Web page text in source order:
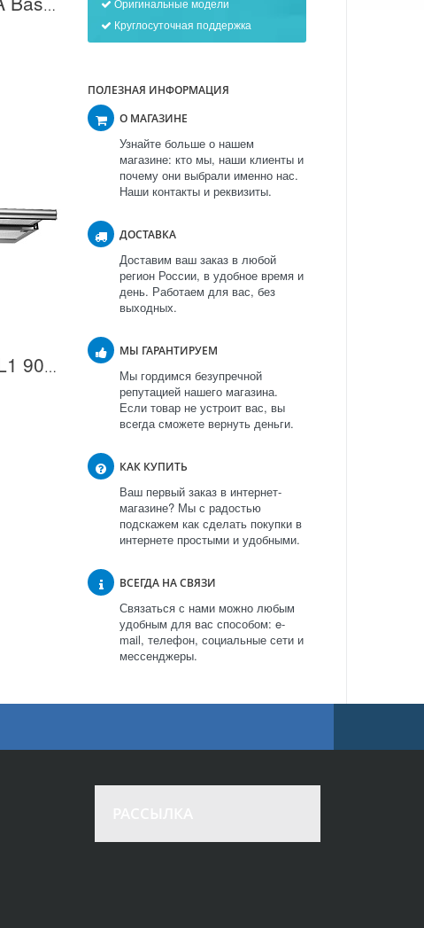
Круглосуточная поддержка
ПОЛЕЗНАЯ ИНФОРМАЦИЯ
О МАГАЗИНЕ
Узнайте больше о нашем
магазине: кто мы, наши клиенты и
почему они выбрали именно нас.
Наши контакты и реквизиты.
ДОСТАВКА
Доставим ваш заказ в любой
регион России, в удобное время и
день. Работаем для вас, без
выходных.
МЫ ГАРАНТИРУЕМ
Мы гордимся безупречной
репутацией нашего магазина.
Если товар не устроит вас, вы
всегда сможете вернуть деньги.
КАК КУПИТЬ
Ваш первый заказ в интернет-
магазине? Мы с радостью
подскажем как сделать покупки в
интернете простыми и удобными.
ВСЕГДА НА СВЯЗИ
Связаться с нами можно любым
удобным для вас способом: e-
mail, телефон, социальные сети и
мессенджеры.
Вытяжка ARDESIA Basic F 50 в Москве
Вытяжка Teka CNL1 9000 в Москве